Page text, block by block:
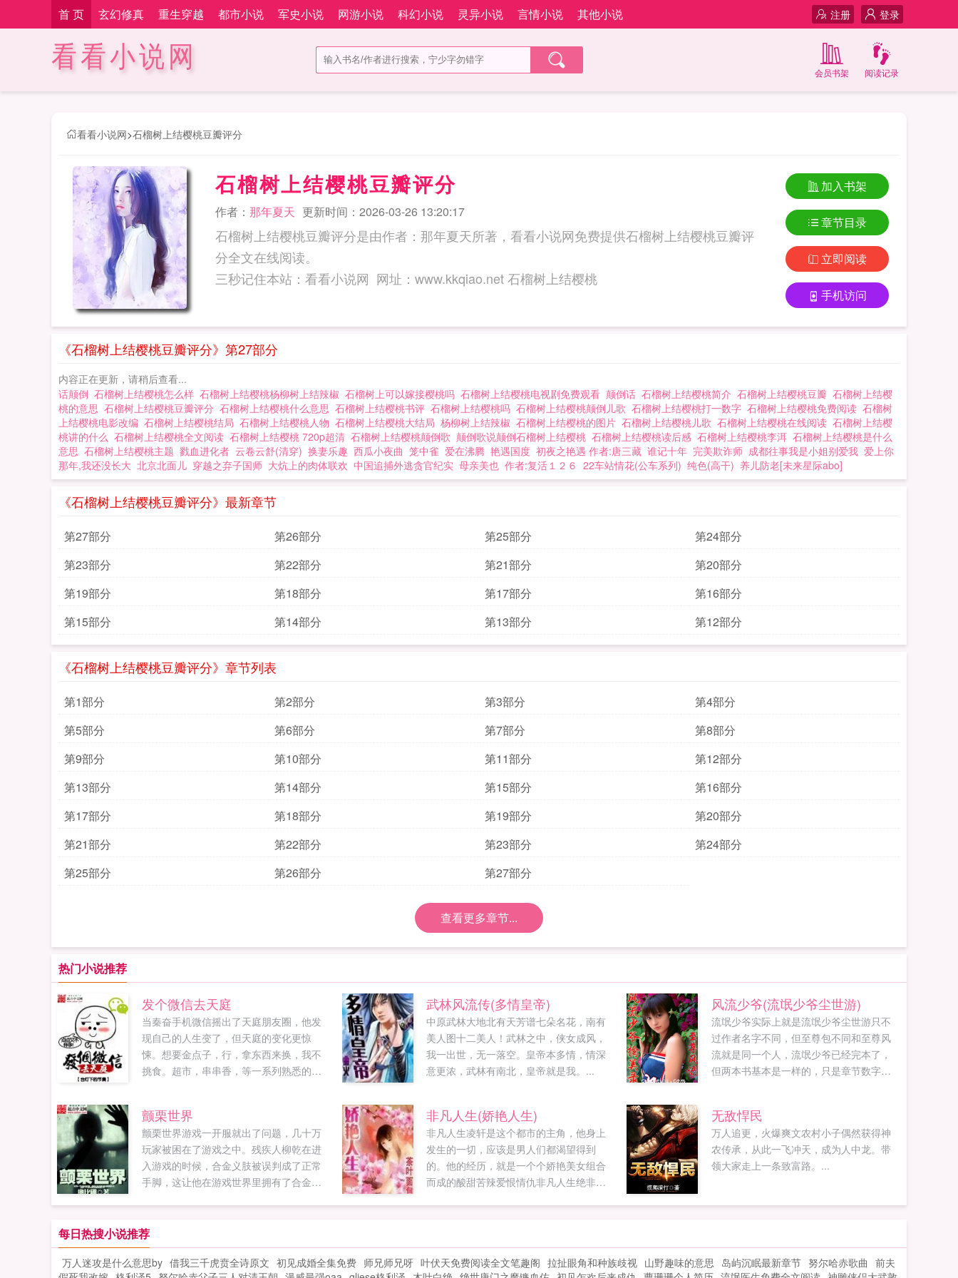
首 页 玄幻修真 重生穿越 都市小说 军史小说 网游小说 科幻小说 灵异小说 言情小说 其他小说 登录
注册
看看小说网 阅读记录
会员书架
看看小说网>石榴树上结樱桃豆瓣评分
石榴树上结樱桃豆瓣评分
作者： 那年夏天 更新时间：2026-03-26 13:20:17
石榴树上结樱桃豆瓣评分是由作者：那年夏天所著，看看小说网免费提供石榴树上结樱桃豆瓣评
分全文在线阅读。
三秒记住本站：看看小说网 网址：www.kkqiao.net 石榴树上结樱桃
加入书架
章节目录
立即阅读
手机访问
《石榴树上结樱桃豆瓣评分》第27部分
内容正在更新，请稍后查看...
话颠倒 石榴树上结樱桃怎么样 石榴树上结樱桃杨柳树上结辣椒 石榴树上可以嫁接樱桃吗 石榴树上结樱桃电视剧免费观看 颠倒话 石榴树上结樱桃简介 石榴树上结樱桃豆瓣 石榴树上结樱
桃的意思 石榴树上结樱桃豆瓣评分 石榴树上结樱桃什么意思 石榴树上结樱桃书评 石榴树上结樱桃吗 石榴树上结樱桃颠倒儿歌 石榴树上结樱桃打一数字 石榴树上结樱桃免费阅读 石榴树
上结樱桃电影改编 石榴树上结樱桃结局 石榴树上结樱桃人物 石榴树上结樱桃大结局 杨柳树上结辣椒 石榴树上结樱桃的图片 石榴树上结樱桃儿歌 石榴树上结樱桃在线阅读 石榴树上结樱
桃讲的什么 石榴树上结樱桃全文阅读 石榴树上结樱桃 720p超清 石榴树上结樱桃颠倒歌 颠倒歌说颠倒石榴树上结樱桃 石榴树上结樱桃读后感 石榴树上结樱桃李洱 石榴树上结樱桃是什么
意思 石榴树上结樱桃主题 戮血进化者 云卷云舒(清穿) 换妻乐趣 西瓜小夜曲 笼中雀 爱在沸腾 艳遇国度 初夜之艳遇 作者:唐三藏 谁记十年 完美欺诈师 成都往事我是小姐别爱我 爱上你
那年,我还没长大 北京北面儿 穿越之弃子国师 大炕上的肉体联欢 中国追捕外逃贪官纪实 母亲美也 作者:复活１２６ 22车站情花(公车系列) 纯色(高干) 养儿防老[未来星际abo]
《石榴树上结樱桃豆瓣评分》最新章节
第27部分 第26部分 第25部分
第24部分
第23部分
第22部分 第21部分
第20部分
第19部分
第18部分 第17部分
第16部分
第15部分
第14部分 第13部分 第12部分
《石榴树上结樱桃豆瓣评分》章节列表
第1部分 第2部分 第3部分
第4部分
第5部分
第6部分 第7部分
第8部分
第9部分
第10部分 第11部分
第12部分
第13部分
第14部分 第15部分
第16部分
第17部分
第18部分 第19部分
第20部分
第21部分
第22部分 第23部分
第24部分
第25部分
第26部分 第27部分
查看更多章节...
热门小说推荐
发个微信去天庭
当秦奋手机微信摇出了天庭朋友圈，他发
现自己的人生变了，但天庭的变化更惊
悚。想要金点子，行，拿东西来换，我不
挑食。超市，串串香，等一系列熟悉的东
数钱，好多事要做。我是先吃蟠桃呢，还
是九转金丹。签已过，人品嘛，我很有节
操可以吗？求点求收求票票，求包...
武林风流传(多情皇帝)
中原武林大地北有天芳谱七朵名花，南有
美人图十二美人！武林之中，侠女成风，
我一出世，无一落空。皇帝本多情，情深
意更浓，武林有南北，皇帝就是我。...
风流少爷(流氓少爷尘世游)
流氓少爷实际上就是流氓少爷尘世游只不
过作者名字不同，但至尊包不同和至尊风
流就是同一个人，流氓少爷已经完本了，
但两本书基本是一样的，只是章节数字不
风流逍遥的过程，全书以YY为主，以使读
者浴血沸腾为目标，那些自命清高者可以
不看！没有最淫荡，只有更淫荡！要想成
淫才，快到此处来...
颤栗世界
颤栗世界游戏一开服就出了问题，几十万
玩家被困在了游戏之中。残疾人柳乾在进
入游戏的时候，合金义肢被误判成了正常
手脚，这让他在游戏世界里拥有了合金打
要好好玩下去，成为这款末日游戏里最强
大的存在。玩久了之后，柳乾慢慢发现，
颤栗世界似乎并...
非凡人生(娇艳人生)
非凡人生凌轩是这个都市的主角，他身上
发生的一切，应该是男人们都渴望得到
的。他的经历，就是一个个娇艳美女组合
而成的酸甜苦辣爱恨情仇非凡人生绝非一
只有YY，男人的YY，最尽情的YY！...
无敌悍民
万人追更，火爆爽文农村小子偶然获得神
农传承，从此一飞冲天，成为人中龙。带
领大家走上一条致富路。...
每日热搜小说推荐
万人迷攻是什么意思by 借我三千虎贲全诗原文 初见成婚全集免费 师兄师兄呀 叶伏天免费阅读全文笔趣阁 拉扯眼角和种族歧视 山野趣味的意思 岛屿沉眠最新章节 努尔哈赤歌曲 前夫